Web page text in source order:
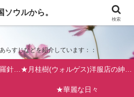
ソウルから。
らすじなどを紹介しています：：
★テプンの花嫁～愛と復讐の羅針盤（台風の新婦） ★月桂樹(ウォルゲス)洋服店の紳士たち
★華麗な日々
ソウルから。
検索